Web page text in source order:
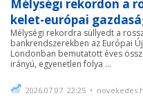
Mélységi rekordon a
kelet-európai
Mélységi rekordra süllyedt a
bankrendszerekben az Európai
Londonban bemutatott éves
irányú, egyenetlen folya ...
2026.07.07. 22:25 •